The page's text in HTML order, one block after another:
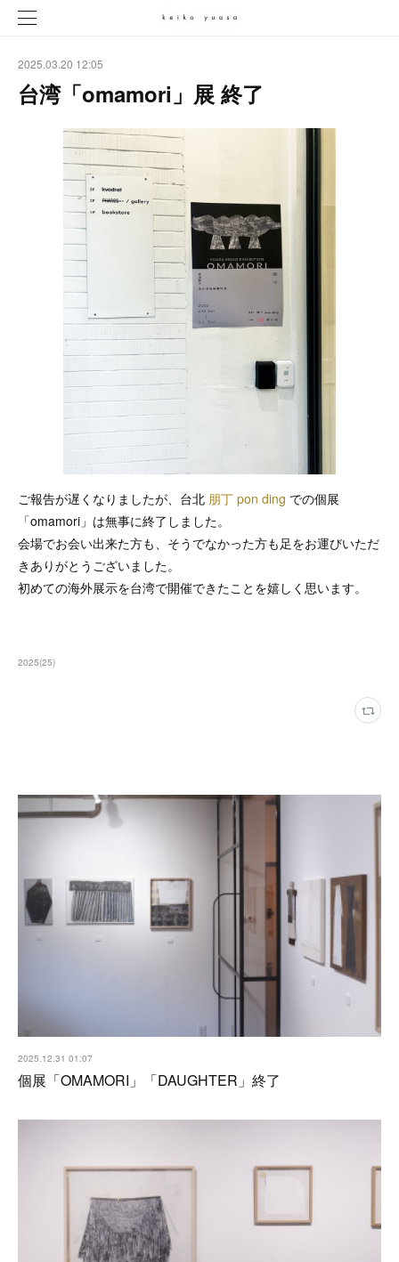
2025.03.20 12:05
台湾「omamori」展 終了
ご報告が遅くなりましたが、台北 朋丁 pon ding での個展
「omamori」は無事に終了しました。
会場でお会い出来た方も、そうでなかった方も足をお運びいただ
きありがとうございました。
初めての海外展示を台湾で開催できたことを嬉しく思います。
2025(25)
2025.12.31 01:07
個展「OMAMORI」「DAUGHTER」終了